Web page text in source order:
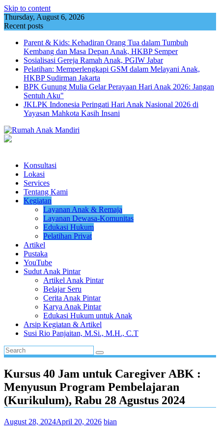
Skip to content
Thursday, August 6, 2026
Recent posts
Parent & Kids: Kehadiran Orang Tua dalam Tumbuh
Kembang dan Masa Depan Anak, HKBP Semper
Sosialisasi Gereja Ramah Anak, PGIW Jabar
Pelatihan: Memperlengkapi GSM dalam Melayani Anak,
HKBP Sudirman Jakarta
BPK Gunung Mulia Gelar Perayaan Hari Anak 2026: Jangan
Sentuh Aku"
JKLPK Indonesia Peringati Hari Anak Nasional 2026 di
Yayasan Mahkota Kasih Insani
Konsultasi
Lokasi
Services
Tentang Kami
Kegiatan
Layanan Anak & Remaja
Layanan Dewasa-Komunitas
Edukasi Hukum
Pelatihan Privat
Artikel
Pustaka
YouTube
Sudut Anak Pintar
Artikel Anak Pintar
Belajar Seru
Cerita Anak Pintar
Karya Anak Pintar
Edukasi Hukum untuk Anak
Arsip Kegiatan & Artikel
Susi Rio Panjaitan, M.Si., M.H., C.T
Kursus 40 Jam untuk Caregiver ABK :
Menyusun Program Pembelajaran
(Kurikulum), Rabu 28 Agustus 2024
August 28, 2024April 20, 2026 bian